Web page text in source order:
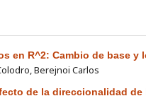
en R^2: Cambio de base y
Berejnoi Carlos
de la direccionalidad